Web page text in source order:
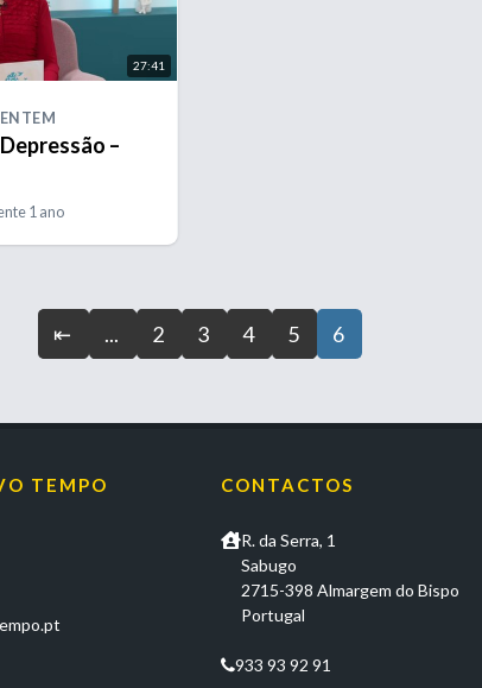
27:41
–
1 ano
⇤ ... 2 3 4 5 6
TEMPO CONTACTOS
R. da Serra, 1
Sabugo
2715-398 Almargem do Bispo
Portugal
933 93 92 91